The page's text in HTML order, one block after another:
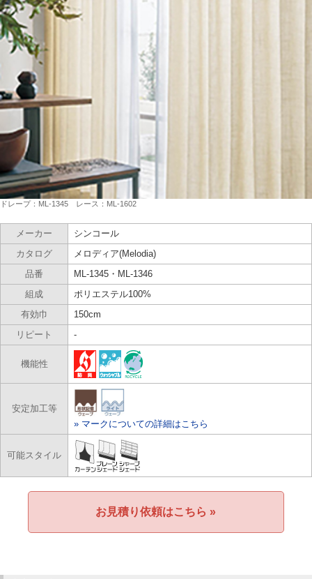
ドレープ：ML-1345 レース：ML-1602
メーカー
シンコール
カタログ
メロディア(Melodia)
品番
ML-1345・ML-1346
組成
ポリエステル100%
有効巾
150cm
リピート
-
機能性
安定加工等
» マークについての詳細はこちら
可能スタイル
お見積り依頼はこちら »